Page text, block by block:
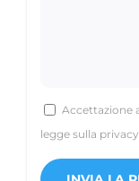
Accettazione
legge sulla